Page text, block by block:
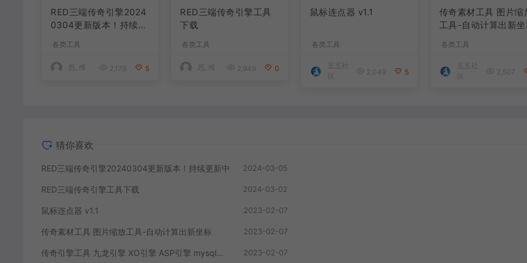
RED三端传奇引擎2024
0304更新版本！持续更
各类工具
思, 维 2,179 5
RED三端传奇引擎工具
下载
各类工具
思, 维 2,949 0
鼠标连点器 v1.1
各类工具
五五社
区
2,049 5
传奇素材工具 图片缩
工具-自动计算出新
各类工具
五五社
区
2,507
猜你喜欢
RED三端传奇引擎20240304更新版本！持续更新中 2024-03-05
RED三端传奇引擎工具下载 2024-03-02
鼠标连点器 v1.1 2023-02-07
传奇素材工具 图片缩放工具-自动计算出新坐标 2023-02-07
传奇引擎工具 九龙引擎 XO引擎 ASP引擎 mysql数据库 合区手机热更配置工具 2023-02-07